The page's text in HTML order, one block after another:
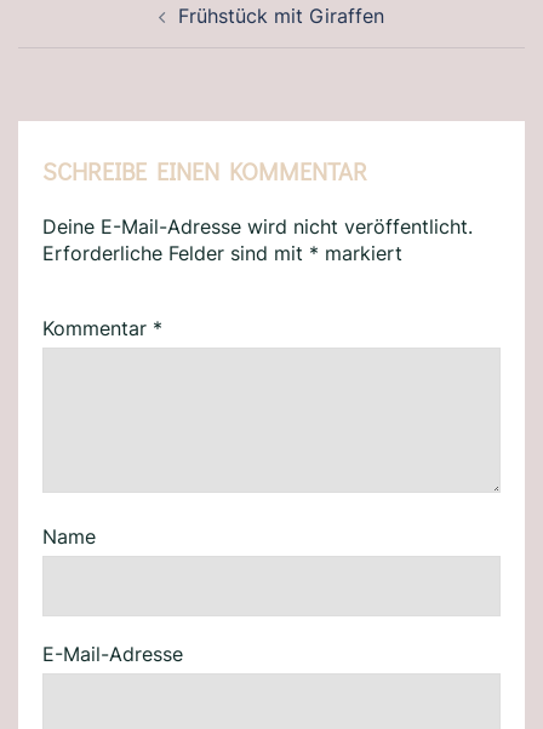
Frühstück mit Giraffen
SCHREIBE EINEN KOMMENTAR
Deine E-Mail-Adresse wird nicht veröffentlicht.
Erforderliche Felder sind mit * markiert
Kommentar *
Name
E-Mail-Adresse